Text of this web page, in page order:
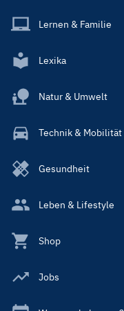
Lernen & Familie
Lexika
Natur & Umwelt
Technik & Mobilität
Gesundheit
Leben & Lifestyle
Shop
Jobs